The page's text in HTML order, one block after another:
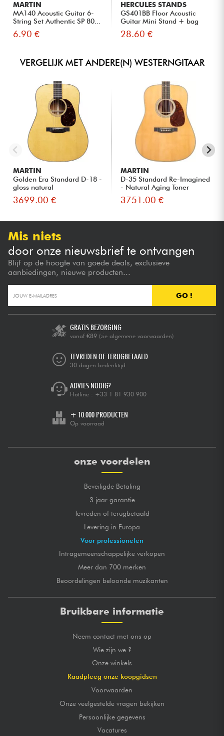
MARTIN
MA140 Acoustic Guitar 6-
String Set Authentic SP 80...
6.90 €
HERCULES STANDS
GS401BB Floor Acoustic
Guitar Mini Stand + bag
28.60 €
VERGELIJK MET ANDERE(N) WESTERNGITAAR
MARTIN
Golden Era Standard D-18 -
gloss natural
3699.00 €
MARTIN
D-35 Standard Re-Imagined
- Natural Aging Toner
3751.00 €
Mis niets
door onze nieuwsbrief te ontvangen
Blijf op de hoogte van goede deals, exclusieve
aanbiedingen, nieuwe producten...
GO !
GRATIS BEZORGING
vanaf €89 (zie algemene voorwaarden)
TEVREDEN OF TERUGBETAALD
30 dagen bedenktijd
ADVIES NODIG?
Hotline : +33 1 81 930 900
+ 10.000 PRODUCTEN
Op voorraad
onze voordelen
Beveiligde Betaling
3 jaar garantie
Tevreden of terugbetaald
Levering in Europa
Voor professionelen
Intragemeenschappelijke verkopen
Meer dan 700 merken
Beoordelingen beloonde muzikanten
Bruikbare informatie
Neem contact met ons op
Wie zijn we ?
Onze winkels
Raadpleeg onze koopgidsen
Voorwaarden
Onze veelgestelde vragen bekijken
Persoonlijke gegevens
Vacatures